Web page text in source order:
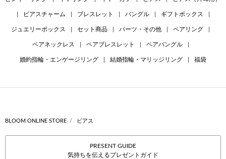
ピアスチャーム ブレスレット バングル ギフトボックス
ジュエリーボックス セット商品 パーツ・その他 ペアリング
ペアネックレス ペアブレスレット ペアバングル
婚約指輪・エンゲージリング 結婚指輪・マリッジリング 福袋
BLOOM ONLINE STORE ピアス
PRESENT GUIDE
気持ちを伝えるプレゼントガイド